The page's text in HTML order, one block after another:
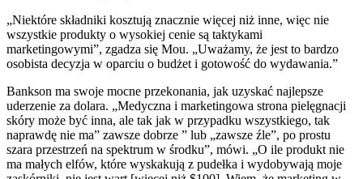
„Niektóre składniki kosztują znacznie więcej niż inne, więc nie
wszystkie produkty o wysokiej cenie są taktykami
marketingowymi”, zgadza się Mou. „Uważamy, że jest to bardzo
osobista decyzja w oparciu o budżet i gotowość do wydawania.”
Bankson ma swoje mocne przekonania, jak uzyskać najlepsze
uderzenie za dolara. „Medyczna i marketingowa strona pielęgnacji
skóry może być inna, ale tak jak w przypadku wszystkiego, tak
naprawdę nie ma” zawsze dobrze ” lub „zawsze źle”, po prostu
szara przestrzeń na spektrum w środku”, mówi. „O ile produkt nie
ma małych elfów, które wyskakują z pudełka i wydobywają moje